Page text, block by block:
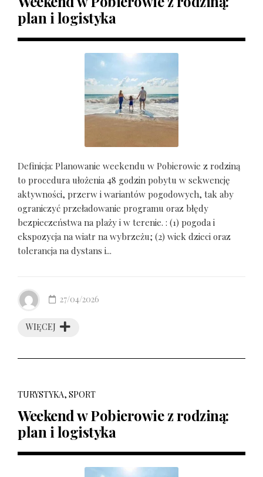
plan i logistyka
Definicja: Planowanie weekendu w Pobierowie z rodziną
to procedura ułożenia 48 godzin pobytu w sekwencję
aktywności, przerw i wariantów pogodowych, tak aby
ograniczyć przeładowanie programu oraz błędy
bezpieczeństwa na plaży i w terenie. : (1) pogoda i
ekspozycja na wiatr na wybrzeżu; (2) wiek dzieci oraz
tolerancja na dystans i...
WIĘCEJ
27/04/2026
TURYSTYKA, SPORT
Weekend w Pobierowie z rodziną:
plan i logistyka